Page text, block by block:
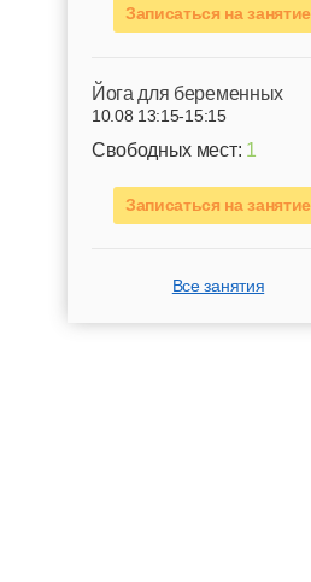
Записаться на занятие
Йога для беременных
10.08 13:15-15:15
Свободных мест: 1
Записаться на занятие
Все занятия